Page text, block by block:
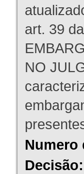
art. 39
NO
Numero
Decisão: